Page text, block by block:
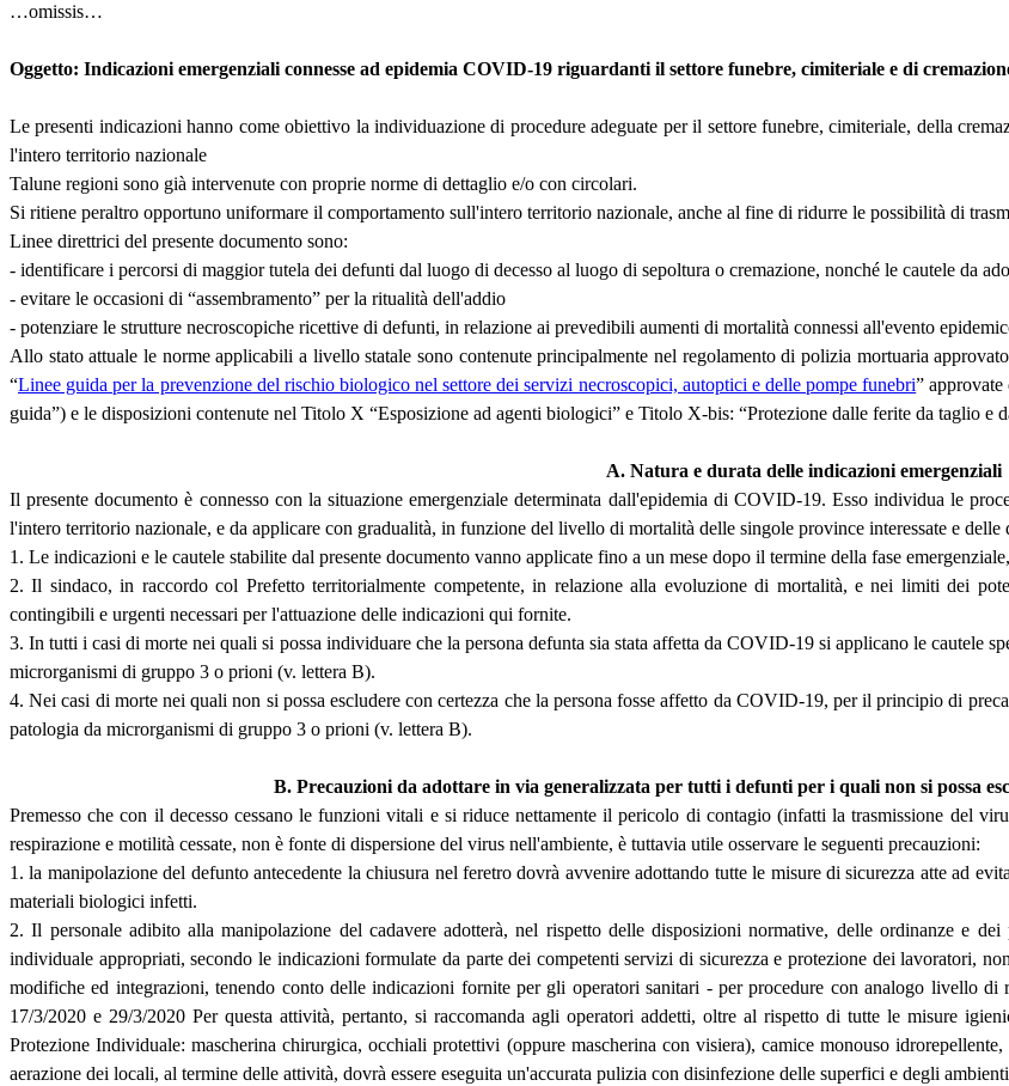
…omissis…
Oggetto: Indicazioni emergenziali connesse ad epidemia COVID-19 riguardanti il settore funebre, cimiteriale e di
Le presenti indicazioni hanno come obiettivo la individuazione di procedure adeguate per il settore funebre, cimiteriale, della
l'intero territorio nazionale
Talune regioni sono già intervenute con proprie norme di dettaglio e/o con circolari.
Si ritiene peraltro opportuno uniformare il comportamento sull'intero territorio nazionale, anche al fine di ridurre le possibilità di
Linee direttrici del presente documento sono:
- identificare i percorsi di maggior tutela dei defunti dal luogo di decesso al luogo di sepoltura o cremazione, nonché le cautele da
- evitare le occasioni di “assembramento” per la ritualità dell'addio
- potenziare le strutture necroscopiche ricettive di defunti, in relazione ai prevedibili aumenti di mortalità connessi all'evento
Allo stato attuale le norme applicabili a livello statale sono contenute principalmente nel regolamento di polizia mortuaria
“Linee guida per la prevenzione del rischio biologico nel settore dei servizi necroscopici, autoptici e delle pompe funebri”
guida”) e le disposizioni contenute nel Titolo X “Esposizione ad agenti biologici” e Titolo X-bis: “Protezione dalle ferite da taglio e
A. Natura e durata delle indicazioni emergenziali
Il presente documento è connesso con la situazione emergenziale determinata dall'epidemia di COVID-19. Esso individua le
l'intero territorio nazionale, e da applicare con gradualità, in funzione del livello di mortalità delle singole province interessate e
1. Le indicazioni e le cautele stabilite dal presente documento vanno applicate fino a un mese dopo il termine della fase
2. Il sindaco, in raccordo col Prefetto territorialmente competente, in relazione alla evoluzione di mortalità, e nei limiti dei
contingibili e urgenti necessari per l'attuazione delle indicazioni qui fornite.
3. In tutti i casi di morte nei quali si possa individuare che la persona defunta sia stata affetta da COVID-19 si applicano le cautele
microrganismi di gruppo 3 o prioni (v. lettera B).
4. Nei casi di morte nei quali non si possa escludere con certezza che la persona fosse affetto da COVID-19, per il principio di
patologia da microrganismi di gruppo 3 o prioni (v. lettera B).
B. Precauzioni da adottare in via generalizzata per tutti i defunti per i quali non si possa
Premesso che con il decesso cessano le funzioni vitali e si riduce nettamente il pericolo di contagio (infatti la trasmissione del
respirazione e motilità cessate, non è fonte di dispersione del virus nell'ambiente, è tuttavia utile osservare le seguenti precauzioni:
1. la manipolazione del defunto antecedente la chiusura nel feretro dovrà avvenire adottando tutte le misure di sicurezza atte ad
materiali biologici infetti.
2. Il personale adibito alla manipolazione del cadavere adotterà, nel rispetto delle disposizioni normative, delle ordinanze e
individuale appropriati, secondo le indicazioni formulate da parte dei competenti servizi di sicurezza e protezione dei lavoratori,
modifiche ed integrazioni, tenendo conto delle indicazioni fornite per gli operatori sanitari - per procedure con analogo livello
17/3/2020 e 29/3/2020 Per questa attività, pertanto, si raccomanda agli operatori addetti, oltre al rispetto di tutte le misure
Protezione Individuale: mascherina chirurgica, occhiali protettivi (oppure mascherina con visiera), camice monouso
aerazione dei locali, al termine delle attività, dovrà essere eseguita un'accurata pulizia con disinfezione delle superfici e degli